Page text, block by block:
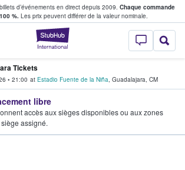
d’événements en direct depuis 2009. Chaque commande
%. Les prix peuvent différer de la valeur nominale.
StubHub - Où
et vendent des billets
Tickets
• 21:00 at Estadio Fuente de la Niña, Guadalajara, CM
libre
accès aux sièges disponibles ou aux zones
assigné.